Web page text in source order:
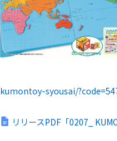
kumontoy-syousai/
リリースPDF「0207_